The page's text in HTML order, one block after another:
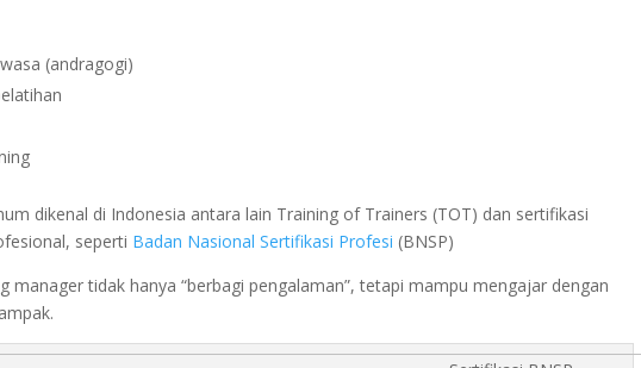
(andragogi)
dikenal di Indonesia antara lain Training of Trainers (TOT) dan sertifikasi
seperti Badan Nasional Sertifikasi Profesi (BNSP)
manager tidak hanya “berbagi pengalaman”, tetapi mampu mengajar dengan